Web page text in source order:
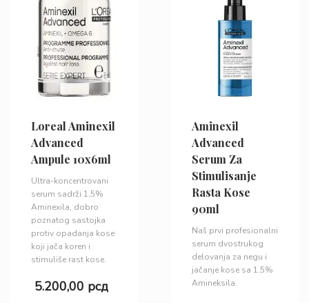
Loreal Aminexil
Advanced
Ampule 10x6ml
Ultra-koncentrovani
serum sadrži 1,5%
Aminexila, dobro
poznatog sastojka
protiv opadanja kose
koji jača koren i
stimuliše rast kose.
5.200,00 рсд
Aminexil
Advanced
Serum Za
Stimulisanje
Rasta Kose
90ml
Naš prvi profesionalni
serum dvostrukog
delovanja za negu i
jačanje kose sa 1.5%
Amineksila.